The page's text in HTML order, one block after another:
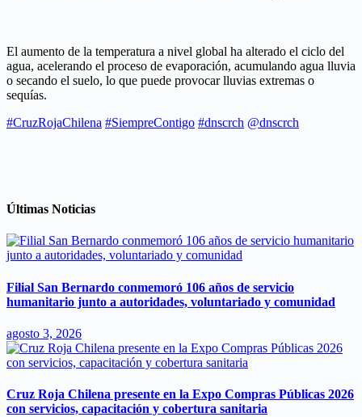
El aumento de la temperatura a nivel global ha alterado el ciclo del
agua, acelerando el proceso de evaporación, acumulando agua lluvia
o secando el suelo, lo que puede provocar lluvias extremas o
sequías.
#CruzRojaChilena #SiempreContigo #dnscrch @dnscrch
Últimas Noticias
Filial San Bernardo conmemoró 106 años de servicio
humanitario junto a autoridades, voluntariado y comunidad
agosto 3, 2026
Cruz Roja Chilena presente en la Expo Compras Públicas 2026
con servicios, capacitación y cobertura sanitaria